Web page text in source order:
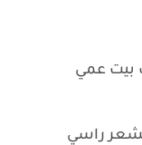
بيت عمي
راسي